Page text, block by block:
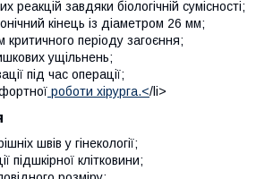
реакцій завдяки біологічній сумісності;
кінець із діаметром 26 мм;
критичного періоду загоєння;
ущільнень;
під час операції;
роботи хірурга.</li>
швів у гінекології;
підшкірної клітковини;